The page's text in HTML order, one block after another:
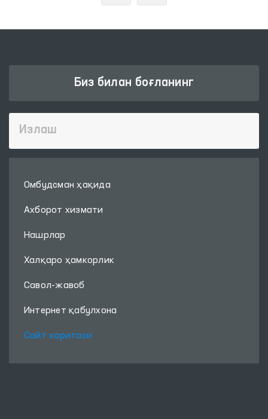
Биз билан боғланинг
Омбудсман ҳақида
Ахборот хизмати
Нашрлар
Халқаро ҳамкорлик
Савол-жавоб
Интернет қабулхона
Сайт харитаси